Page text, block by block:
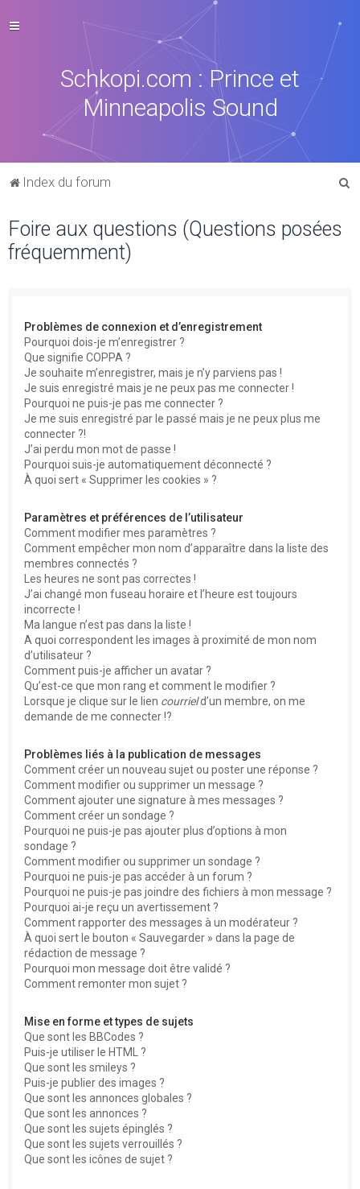
Schkopi.com : Prince et
Minneapolis Sound
Index du forum
Foire aux questions (Questions posées
fréquemment)
Problèmes de connexion et d’enregistrement
Pourquoi dois-je m’enregistrer ?
Que signifie COPPA ?
Je souhaite m’enregistrer, mais je n’y parviens pas !
Je suis enregistré mais je ne peux pas me connecter !
Pourquoi ne puis-je pas me connecter ?
Je me suis enregistré par le passé mais je ne peux plus me
connecter ?!
J’ai perdu mon mot de passe !
Pourquoi suis-je automatiquement déconnecté ?
À quoi sert « Supprimer les cookies » ?
Paramètres et préférences de l’utilisateur
Comment modifier mes paramètres ?
Comment empêcher mon nom d’apparaître dans la liste des
membres connectés ?
Les heures ne sont pas correctes !
J’ai changé mon fuseau horaire et l’heure est toujours
incorrecte !
Ma langue n’est pas dans la liste !
A quoi correspondent les images à proximité de mon nom
d’utilisateur ?
Comment puis-je afficher un avatar ?
Qu’est-ce que mon rang et comment le modifier ?
Lorsque je clique sur le lien courrield’un membre, on me
demande de me connecter !?
Problèmes liés à la publication de messages
Comment créer un nouveau sujet ou poster une réponse ?
Comment modifier ou supprimer un message ?
Comment ajouter une signature à mes messages ?
Comment créer un sondage ?
Pourquoi ne puis-je pas ajouter plus d’options à mon
sondage ?
Comment modifier ou supprimer un sondage ?
Pourquoi ne puis-je pas accéder à un forum ?
Pourquoi ne puis-je pas joindre des fichiers à mon message ?
Pourquoi ai-je reçu un avertissement ?
Comment rapporter des messages à un modérateur ?
À quoi sert le bouton « Sauvegarder » dans la page de
rédaction de message ?
Pourquoi mon message doit être validé ?
Comment remonter mon sujet ?
Mise en forme et types de sujets
Que sont les BBCodes ?
Puis-je utiliser le HTML ?
Que sont les smileys ?
Puis-je publier des images ?
Que sont les annonces globales ?
Que sont les annonces ?
Que sont les sujets épinglés ?
Que sont les sujets verrouillés ?
Que sont les icônes de sujet ?